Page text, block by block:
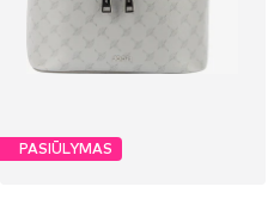
PASIŪLYMAS